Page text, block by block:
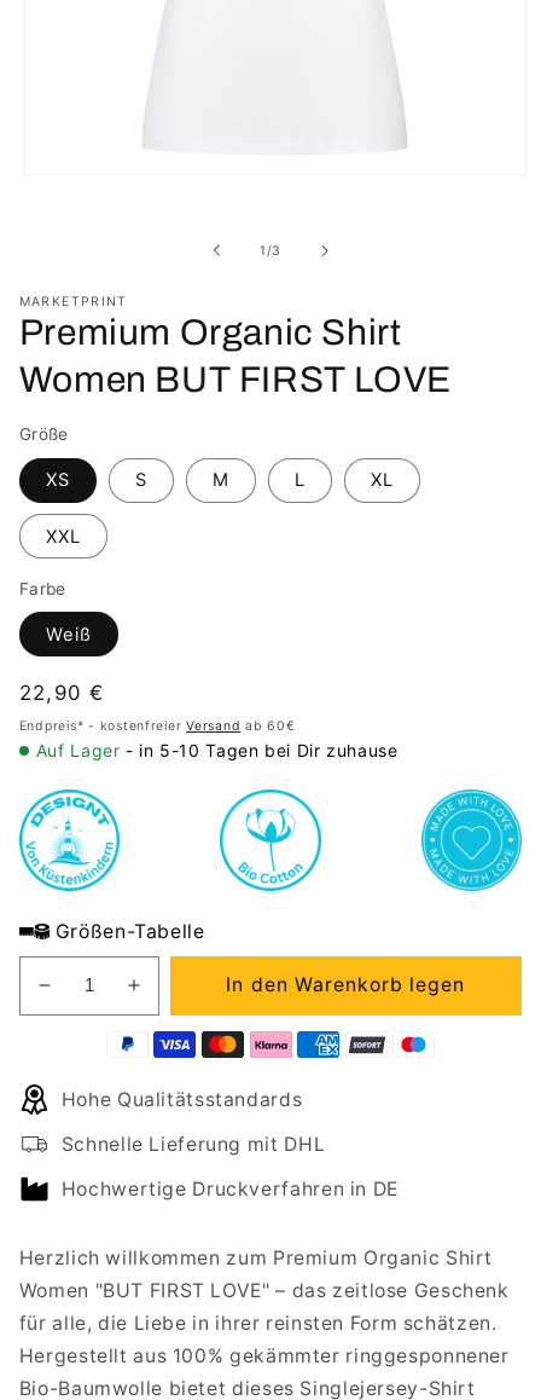
1 /von
3
MARKETPRINT
Premium Organic Shirt
Women BUT FIRST LOVE
Größe
XS S M L XL
XXL
Farbe
Weiß
Normaler
Preis
22,90 €
Endpreis* - kostenfreierVersand ab 60€
Auf Lager - in 5-10 Tagen bei Dir zuhause
Größen-Tabelle
Verringere
die
Premium
Shirt
Women
BUT
LOVE
Erhöhe
die
Menge
Premium
Shirt
Women
BUT
LOVE
In den Warenkorb legen
Hohe Qualitätsstandards
Schnelle Lieferung mit DHL
Hochwertige Druckverfahren in DE
Herzlich willkommen zum Premium Organic Shirt
Women "BUT FIRST LOVE" – das zeitlose Geschenk
für alle, die Liebe in ihrer reinsten Form schätzen.
Hergestellt aus 100% gekämmter ringgesponnener
Bio-Baumwolle bietet dieses Singlejersey-Shirt